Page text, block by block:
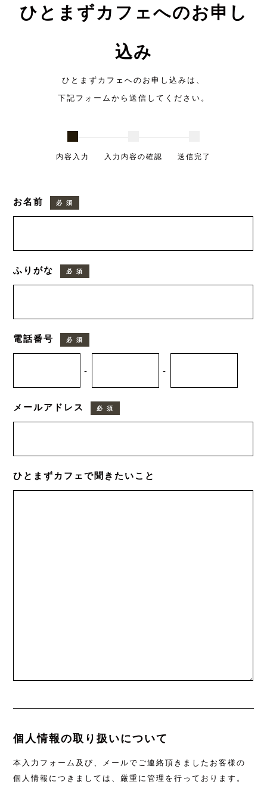
ひとまずカフェへのお申し
込み
ひとまずカフェへのお申し込みは、
下記フォームから送信してください。
内容入力 入力内容の確認 送信完了
お名前 必 須
ふりがな 必 須
電話番号 必 須
- -
メールアドレス 必 須
ひとまずカフェで聞きたいこと
個人情報の取り扱いについて
本入力フォーム及び、メールでご連絡頂きましたお客様の
個人情報につきましては、厳重に管理を行っております。